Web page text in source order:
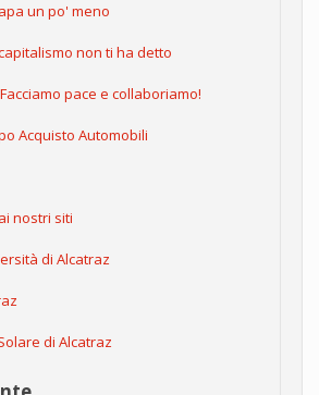
un po' meno
non ti ha detto
pace e collaboriamo!
Acquisto Automobili
nostri siti
di Alcatraz
di Alcatraz